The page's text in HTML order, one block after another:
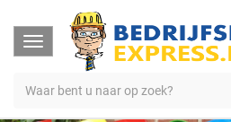
Toggle
navigation